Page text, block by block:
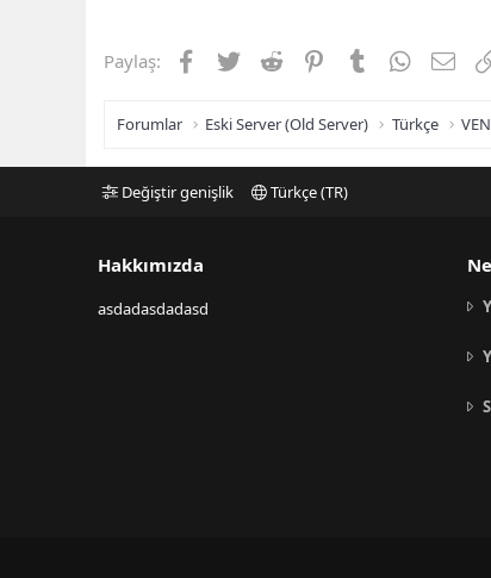
Paylaş: Facebook
TwitterReddit PinterestTumblr E-
Forumlar Eski Server (Old Server) Türkçe
Değiştir genişlik Türkçe (TR)
Hakkımızda
asdadasdadasd